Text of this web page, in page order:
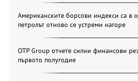
Американските борсови индекси са в
петролът отново се устреми нагоре
OTP Group отчете силни финансови
първото полугодие